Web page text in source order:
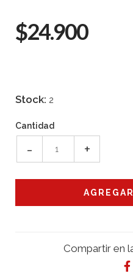
$24.900
Stock: 2
Cantidad
- +
Compartir en